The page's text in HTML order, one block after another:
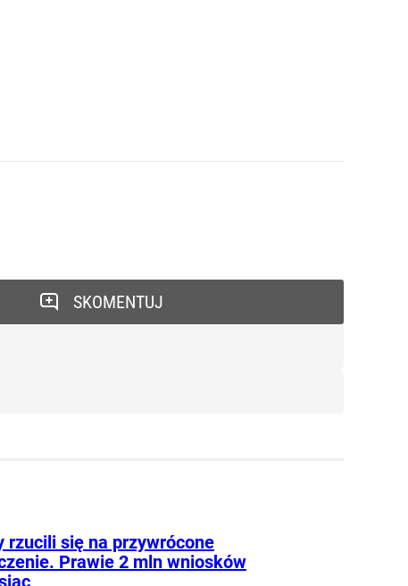
SKOMENTUJ
rzucili się na przywrócone
Prawie 2 mln wniosków